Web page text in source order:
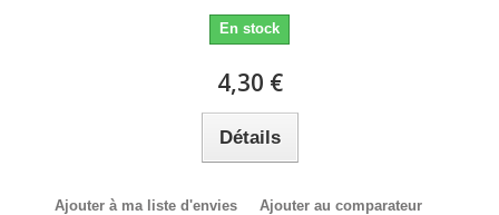
En stock
4,30 €
Détails
Ajouter à ma liste d'envies Ajouter au comparateur